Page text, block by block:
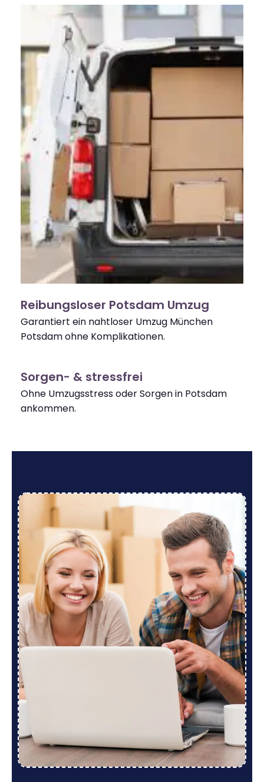
Reibungsloser Potsdam Umzug
Garantiert ein nahtloser Umzug München
Potsdam ohne Komplikationen.
Sorgen- & stressfrei
Ohne Umzugsstress oder Sorgen in Potsdam
ankommen.